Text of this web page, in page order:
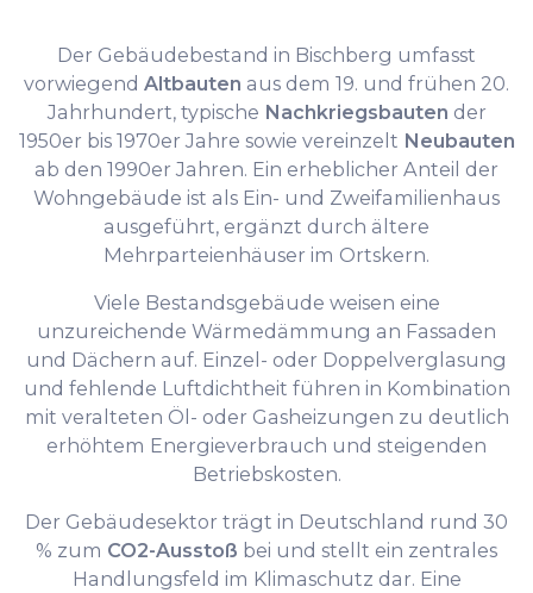
Der Gebäudebestand in Bischberg umfasst
vorwiegend Altbauten aus dem 19. und frühen 20.
Jahrhundert, typische Nachkriegsbauten der
1950er bis 1970er Jahre sowie vereinzelt Neubauten
ab den 1990er Jahren. Ein erheblicher Anteil der
Wohngebäude ist als Ein- und Zweifamilienhaus
ausgeführt, ergänzt durch ältere
Mehrparteienhäuser im Ortskern.
Viele Bestandsgebäude weisen eine
unzureichende Wärmedämmung an Fassaden
und Dächern auf. Einzel- oder Doppelverglasung
und fehlende Luftdichtheit führen in Kombination
mit veralteten Öl- oder Gasheizungen zu deutlich
erhöhtem Energieverbrauch und steigenden
Betriebskosten.
Der Gebäudesektor trägt in Deutschland rund 30
% zum CO2-Ausstoß bei und stellt ein zentrales
Handlungsfeld im Klimaschutz dar. Eine